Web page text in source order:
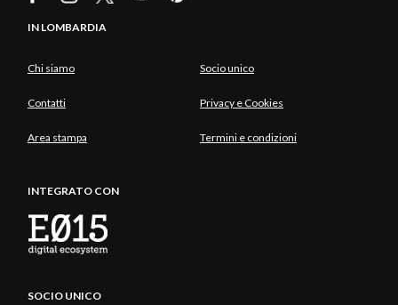
IN LOMBARDIA
Chi siamo Socio unico
Contatti Privacy e Cookies
Area stampa Termini e condizioni
INTEGRATO CON
SOCIO UNICO